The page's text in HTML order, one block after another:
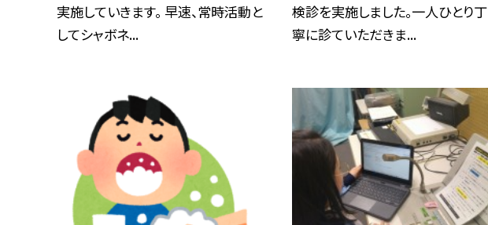
実施していきます。 早速、常時活動と
してシャボネ...
検診を実施しました。一人ひとり丁
寧に診ていただきま...